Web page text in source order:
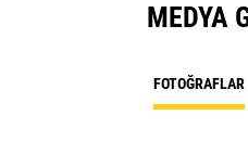
MEDYA
FOTOĞRAFLAR